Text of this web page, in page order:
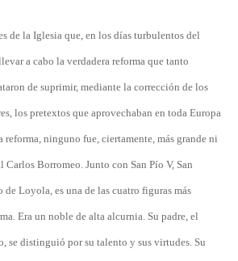
de la Iglesia que, en los días turbulentos del
a cabo la verdadera reforma que tanto
de suprimir, mediante la corrección de los
los pretextos que aprovechaban en toda Europa
reforma, ninguno fue, ciertamente, más grande ni
Carlos Borromeo. Junto con San Pío V, San
Loyola, es una de las cuatro figuras más
Era un noble de alta alcurnia. Su padre, el
se distinguió por su talento y sus virtudes. Su